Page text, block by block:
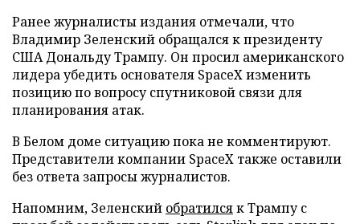
Ранее журналисты издания отмечали, что
Владимир Зеленский обращался к президенту
США Дональду Трампу. Он просил американского
лидера убедить основателя SpaceX изменить
позицию по вопросу спутниковой связи для
планирования атак.
В Белом доме ситуацию пока не комментируют.
Представители компании SpaceX также оставили
без ответа запросы журналистов.
Напомним, Зеленский обратилсяк Трампу с